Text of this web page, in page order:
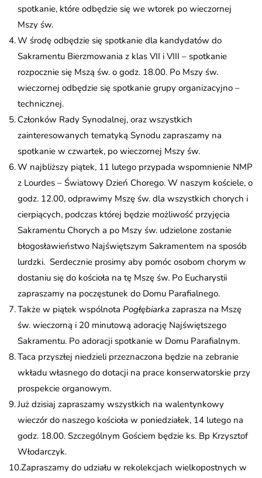
spotkanie, które odbędzie się we wtorek po wieczornej
Mszy św.
W środę odbędzie się spotkanie dla kandydatów do
Sakramentu Bierzmowania z klas VII i VIII – spotkanie
rozpocznie się Mszą św. o godz. 18.00. Po Mszy św.
wieczornej odbędzie się spotkanie grupy organizacyjno –
technicznej.
Członków Rady Synodalnej, oraz wszystkich
zainteresowanych tematyką Synodu zapraszamy na
spotkanie w czwartek, po wieczornej Mszy św.
W najbliższy piątek, 11 lutego przypada wspomnienie NMP
z Lourdes – Światowy Dzień Chorego. W naszym kościele, o
godz. 12.00, odprawimy Mszę św. dla wszystkich chorych i
cierpiących, podczas której będzie możliwość przyjęcia
Sakramentu Chorych a po Mszy św. udzielone zostanie
błogosławieństwo Najświętszym Sakramentem na sposób
lurdzki. Serdecznie prosimy aby pomóc osobom chorym w
dostaniu się do kościoła na tę Mszę św. Po Eucharystii
zapraszamy na poczęstunek do Domu Parafialnego.
Także w piątek wspólnota Pogłębiarka zaprasza na Mszę
św. wieczorną i 20 minutową adorację Najświętszego
Sakramentu. Po adoracji spotkanie w Domu Parafialnym.
Taca przyszłej niedzieli przeznaczona będzie na zebranie
wkładu własnego do dotacji na prace konserwatorskie przy
prospekcie organowym.
Już dzisiaj zapraszamy wszystkich na walentynkowy
wieczór do naszego kościoła w poniedziałek, 14 lutego na
godz. 18.00. Szczególnym Gościem będzie ks. Bp Krzysztof
Włodarczyk.
Zapraszamy do udziału w rekolekcjach wielkopostnych w